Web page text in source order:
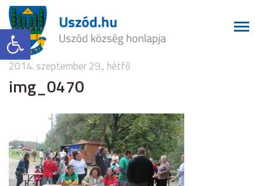
Eszköztár megnyitása
2014. szeptember 29., hétfő
img_0470